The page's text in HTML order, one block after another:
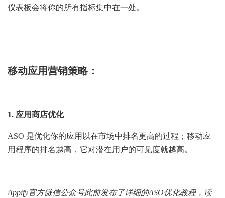
仪表板会将你的所有指标集中在一处。
移动应用营销策略：
1. 应用商店优化
ASO 是优化你的应用以在市场中排名更高的过程；移动应
用程序的排名越高，它对潜在用户的可见度就越高。
Appify官方微信公众号此前发布了详细的ASO优化教程，读